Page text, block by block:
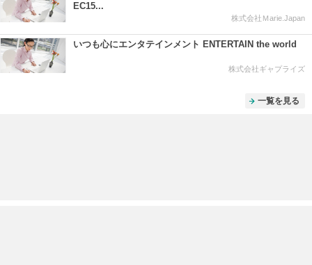
EC15...
株式会社Ｍarie.Japan
いつも心にエンタテインメント ENTERTAIN the world
株式会社ギャプライズ
一覧を見る